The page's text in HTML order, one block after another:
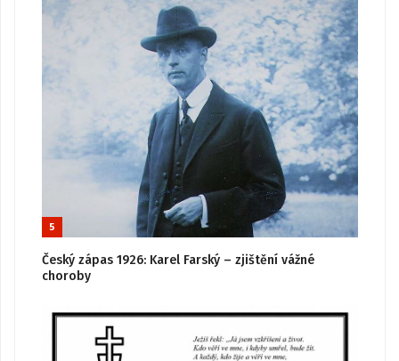
5
Český zápas 1926: Karel Farský – zjištění vážné
choroby